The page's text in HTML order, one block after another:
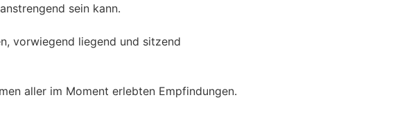
sein kann.
vorwiegend liegend und sitzend
aller im Moment erlebten Empfindungen.